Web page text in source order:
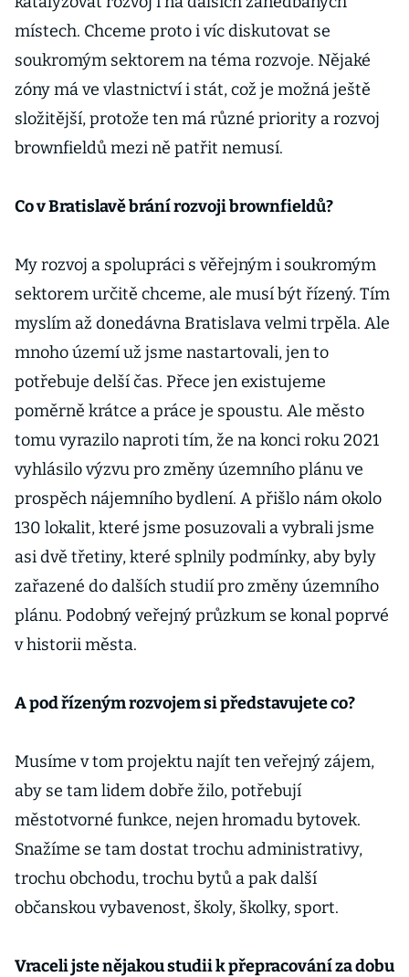
místech. Chceme proto i víc diskutovat se
soukromým sektorem na téma rozvoje. Nějaké
zóny má ve vlastnictví i stát, což je možná ještě
složitější, protože ten má různé priority a rozvoj
brownfieldů mezi ně patřit nemusí.
Co v Bratislavě brání rozvoji brownfieldů?
My rozvoj a spolupráci s věřejným i soukromým
sektorem určitě chceme, ale musí být řízený. Tím
myslím až donedávna Bratislava velmi trpěla. Ale
mnoho území už jsme nastartovali, jen to
potřebuje delší čas. Přece jen existujeme
poměrně krátce a práce je spoustu. Ale město
tomu vyrazilo naproti tím, že na konci roku 2021
vyhlásilo výzvu pro změny územního plánu ve
prospěch nájemního bydlení. A přišlo nám okolo
130 lokalit, které jsme posuzovali a vybrali jsme
asi dvě třetiny, které splnily podmínky, aby byly
zařazené do dalších studií pro změny územního
plánu. Podobný veřejný průzkum se konal poprvé
v historii města.
A pod řízeným rozvojem si představujete co?
Musíme v tom projektu najít ten veřejný zájem,
aby se tam lidem dobře žilo, potřebují
městotvorné funkce, nejen hromadu bytovek.
Snažíme se tam dostat trochu administrativy,
trochu obchodu, trochu bytů a pak další
občanskou vybavenost, školy, školky, sport.
Vraceli jste nějakou studii k přepracování za dobu